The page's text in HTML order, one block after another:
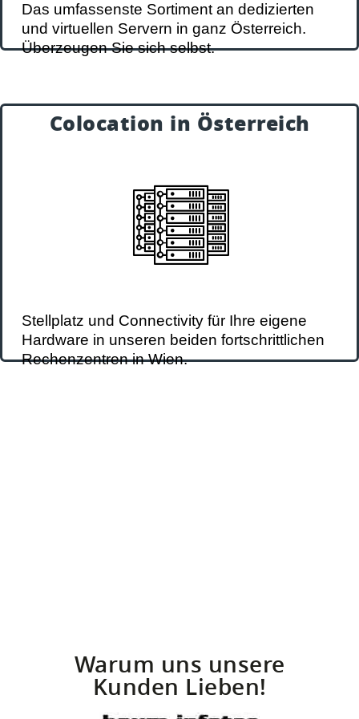
Das umfassenste Sortiment an dedizierten
und virtuellen Servern in ganz Österreich.
Überzeugen Sie sich selbst.
Colocation in Österreich
Stellplatz und Connectivity für Ihre eigene
Hardware in unseren beiden fortschrittlichen
Rechenzentren in Wien.
Colocation
Colocation für Rackserver auf Basis
einzelner Höheneinheiten, Shared Racks
und komplette Full-Racks.
zu Serverhousing in Wien
Warum uns unsere
Kunden Lieben!